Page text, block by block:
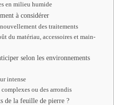
en milieu humide
à considérer
des traitements
du matériau, accessoires et main-
selon les environnements
intense
ou des arrondis
de la feuille de pierre ?